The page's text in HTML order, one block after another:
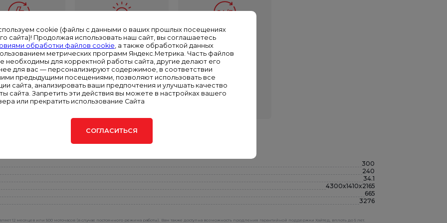
100 МВт
арендной
Служба
экстренного
реагирования
Сервисная служба в
каждом филиале —
круглосуточная
поддержка
Круглосуточный
оператор
Всегда на связи —
Диспетчерский
центр 24/7
300
240
34.1
4300x1410x2165
665
3276
12 месяцев или 500 моточасов (в случае постоянного режима работы). Вам также доступна возможность продления гарантийной поддержки Хайтед, вплоть до 5 лет.
cookie (файлы с данными о ваших прошлых посещениях
сайта)! Продолжая использовать наш сайт, вы соглашаетесь
обработки файлов cookie , а также обработкой данных
метрических программ Яндекс.Метрика. Часть файлов
необходимы для корректной работы сайта, другие делают его
для вас — персонализируют содержимое, в соответствии
предыдущими посещениями, позволяют использовать все
сайта, анализировать ваши предпочтения и улучшать качество
сайта. Запретить эти действия вы можете в настройках вашего
или прекратить использование Сайта
СОГЛАСИТЬСЯ